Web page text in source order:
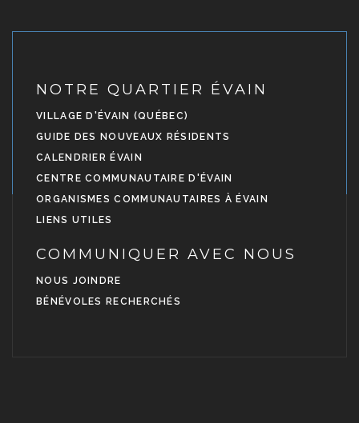
NOTRE QUARTIER ÉVAIN
VILLAGE D'ÉVAIN (QUÉBEC)
GUIDE DES NOUVEAUX RÉSIDENTS
CALENDRIER ÉVAIN
CENTRE COMMUNAUTAIRE D'ÉVAIN
ORGANISMES COMMUNAUTAIRES À ÉVAIN
LIENS UTILES
COMMUNIQUER AVEC NOUS
NOUS JOINDRE
BÉNÉVOLES RECHERCHÉS